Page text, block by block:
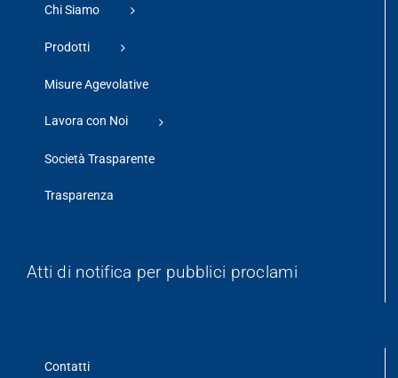
Chi Siamo
Prodotti
Misure Agevolative
Lavora con Noi
Società Trasparente
Trasparenza
Atti di notifica per pubblici proclami
Contatti